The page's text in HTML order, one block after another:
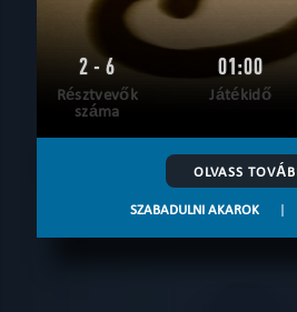
2 - 6
Résztvevők
száma
01:00
Játékidő
OLVASS
SZABADULNI AKAROK |